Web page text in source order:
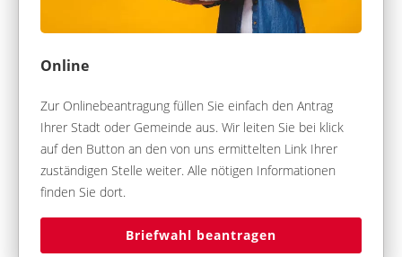
Online
Zur Onlinebeantragung füllen Sie einfach den Antrag
Ihrer Stadt oder Gemeinde aus. Wir leiten Sie bei klick
auf den Button an den von uns ermittelten Link Ihrer
zuständigen Stelle weiter. Alle nötigen Informationen
finden Sie dort.
Briefwahl beantragen